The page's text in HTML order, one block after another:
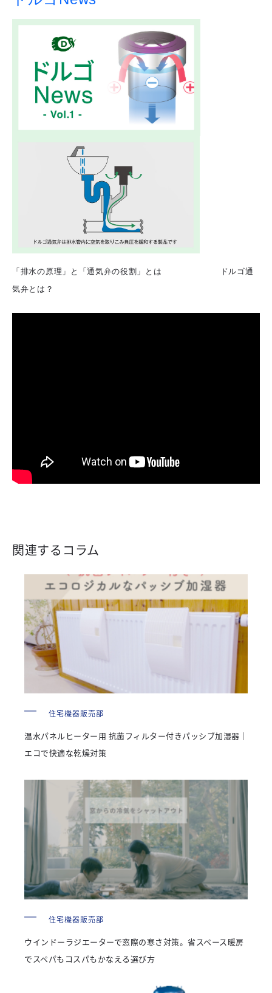
「排水の原理」と「通気弁の役割」とは ドルゴ通
気弁とは？
関連するコラム
住宅機器販売部
温水パネルヒーター用 抗菌フィルター付きパッシブ加湿器｜
エコで快適な乾燥対策
住宅機器販売部
ウインドーラジエーターで窓際の寒さ対策。省スペース暖房
でスペパもコスパもかなえる選び方